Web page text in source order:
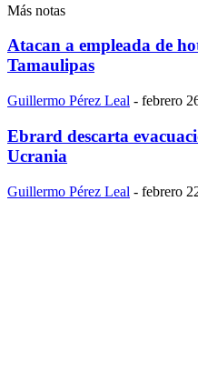
Más notas
Atacan a empleada de
Tamaulipas
Guillermo Pérez Leal - febrero
Ebrard descarta
Ucrania
Guillermo Pérez Leal - febrero